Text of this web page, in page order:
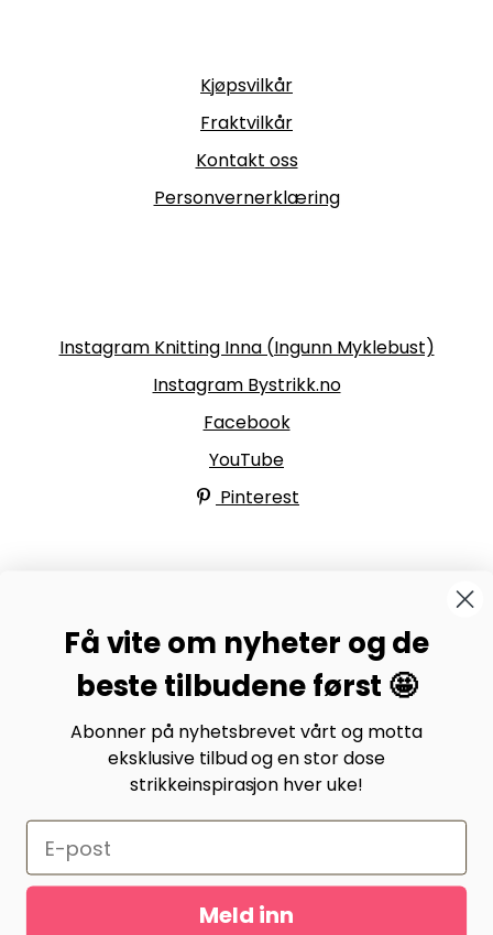
Kjøpsvilkår
Fraktvilkår
Kontakt oss
Personvernerklæring
Instagram Knitting Inna (Ingunn Myklebust)
Instagram Bystrikk.no
Facebook
YouTube
Pinterest
Bli medlem av Bystrikk-forumet vårt på Facebook og
møt både designere og teststrikkere, samt 31.000
andre Bystrikkere som deler erfaringer, bilder og
inspirasjon.
Bli medlem her.
Få vite om nyheter og de
beste tilbudene først 🤩
Abonner på nyhetsbrevet vårt og motta
eksklusive tilbud og en stor dose
strikkeinspirasjon hver uke!
Meld inn